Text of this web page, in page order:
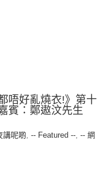
唔好亂燒衣!》第十
：鄭遨汶先生
講呢啲, -- Featured --, -- 網